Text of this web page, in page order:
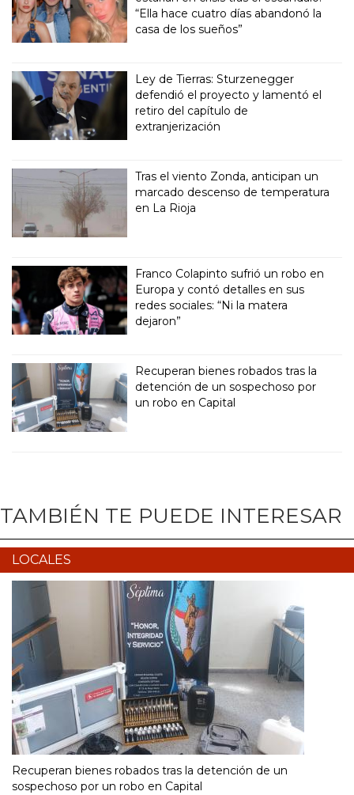
“Ella hace cuatro días abandonó la
casa de los sueños”
Ley de Tierras: Sturzenegger
defendió el proyecto y lamentó el
retiro del capítulo de
extranjerización
Tras el viento Zonda, anticipan un
marcado descenso de temperatura
en La Rioja
Franco Colapinto sufrió un robo en
Europa y contó detalles en sus
redes sociales: “Ni la matera
dejaron”
Recuperan bienes robados tras la
detención de un sospechoso por
un robo en Capital
TAMBIÉN TE PUEDE INTERESAR
LOCALES
Recuperan bienes robados tras la detención de un
sospechoso por un robo en Capital